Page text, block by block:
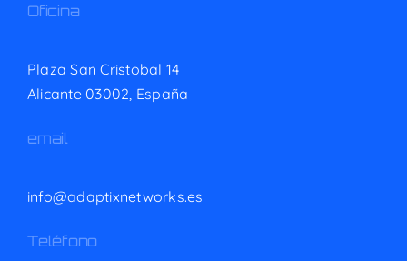
Oficina
Plaza San Cristobal 14
Alicante 03002, España
email
info@adaptixnetworks.es
Teléfono